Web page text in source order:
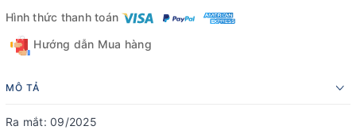
Hình thức thanh toán
Hướng dẫn Mua hàng
MÔ TẢ
Ra mắt: 09/2025